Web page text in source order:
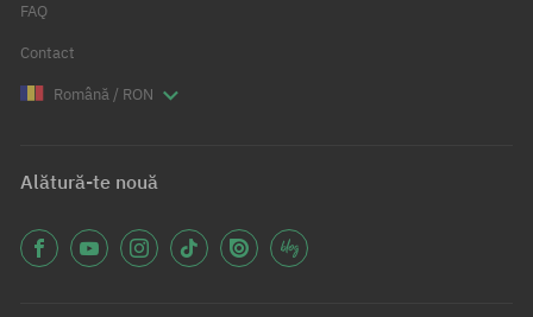
FAQ
Contact
Română / RON
Alătură-te nouă